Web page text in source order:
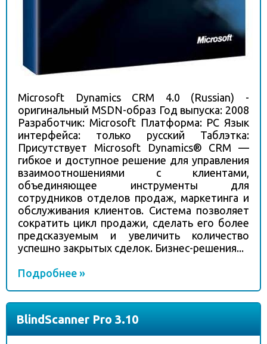
Microsoft Dynamics CRM 4.0 (Russian) -
оригинальный MSDN-образ Год выпуска: 2008
Разработчик: Microsoft Платформа: PC Язык
интерфейса: только русский Таблэтка:
Присутствует Microsoft Dynamics® CRM —
гибкое и доступное решение для управления
взаимоотношениями с клиентами,
объединяющее инструменты для
сотрудников отделов продаж, маркетинга и
обслуживания клиентов. Система позволяет
сократить цикл продажи, сделать его более
предсказуемым и увеличить количество
успешно закрытых сделок. Бизнес-решения...
Подробнее »
BlindScanner Pro 3.10